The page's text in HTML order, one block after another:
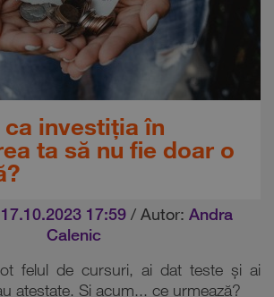
ca investiția în
ta să nu fie doar o
17.10.2023 17:59/ Autor: Andra
Calenic
felul de cursuri, ai dat teste și ai
atestate. Și acum... ce urmează?